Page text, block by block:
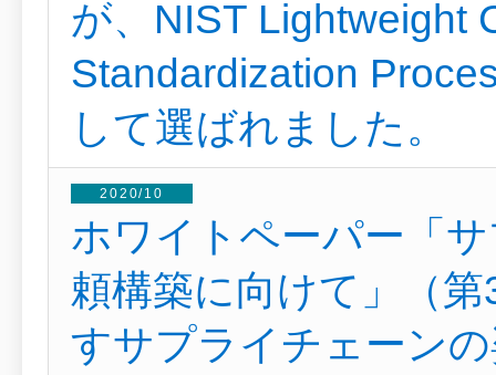
が、NIST Lightweight
Standardization
して選ばれました。
2020/10
ホワイトペーパー「
頼構築に向けて」（
すサプライチェーン